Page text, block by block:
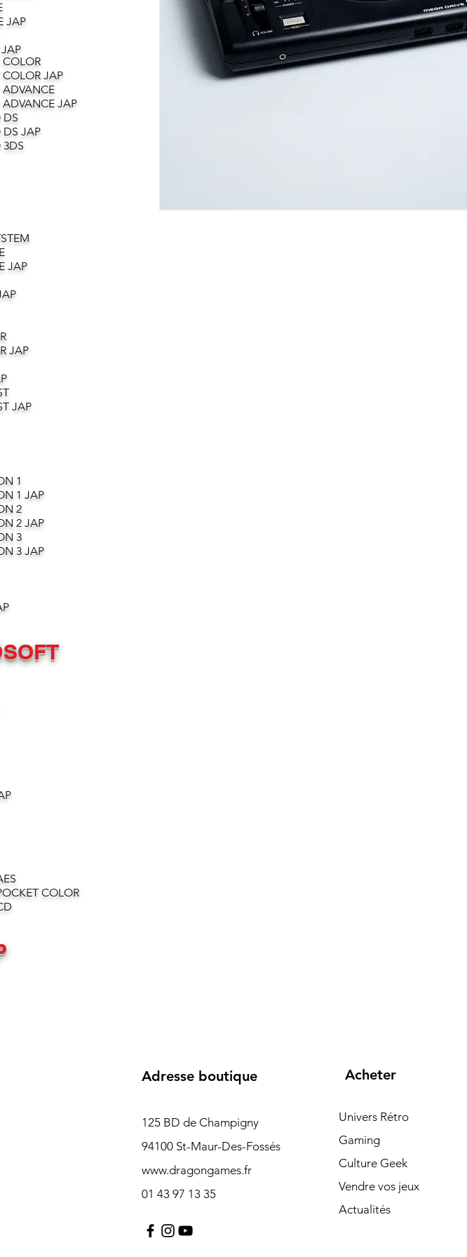
JAP
JAP
JAP
DS
JAP
JAP
JAP
JAP
1
1 JAP
2
2 JAP
3
3 JAP
COLOR
Adresse boutique
125 BD de Champigny
94100 St-Maur-Des-Fossés
www.dragongames.fr
01 43 97 13 35
Acheter
Univers Rétro
Gaming
Culture Geek
Vendre vos jeux
Actualités